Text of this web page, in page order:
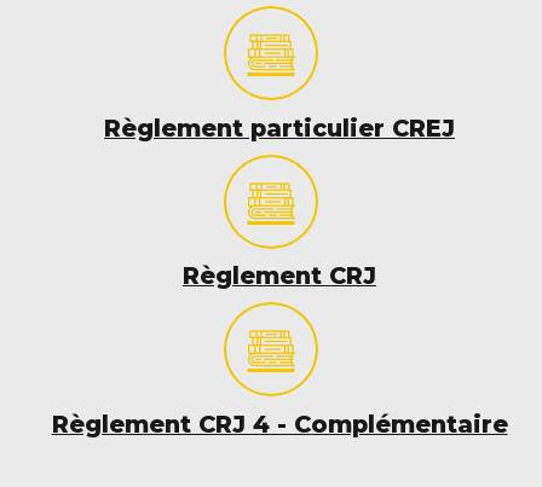
Règlement particulier CREJ
Règlement CRJ
Règlement CRJ 4 - Complémentaire